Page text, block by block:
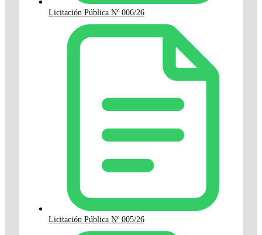
Licitación Pública Nº 006/26
Licitación Pública Nº 005/26